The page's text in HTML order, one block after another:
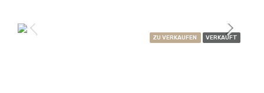
ZU VERKAUFEN VERKAUFT